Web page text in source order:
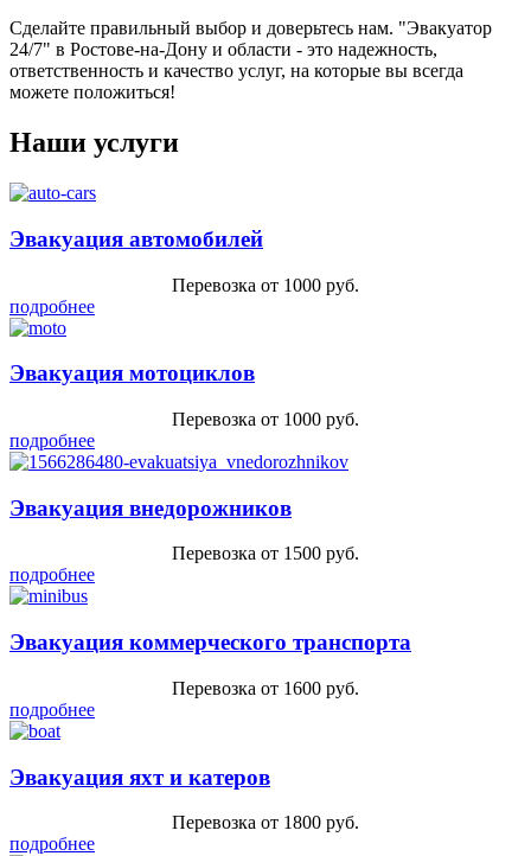
Сделайте правильный выбор и доверьтесь нам. "Эвакуатор
24/7" в Ростове-на-Дону и области - это надежность,
ответственность и качество услуг, на которые вы всегда
можете положиться!
Наши услуги
Эвакуация автомобилей
Перевозка от 1000 руб.
подробнее
Эвакуация мотоциклов
Перевозка от 1000 руб.
подробнее
Эвакуация внедорожников
Перевозка от 1500 руб.
подробнее
Эвакуация коммерческого транспорта
Перевозка от 1600 руб.
подробнее
Эвакуация яхт и катеров
Перевозка от 1800 руб.
подробнее